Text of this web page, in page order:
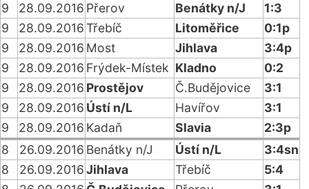
9
28.09.2016 Přerov Benátky n/J
1:3
9
28.09.2016Třebíč Litoměřice
0:1p
9
28.09.2016 Most Jihlava
3:4p
9
28.09.2016 Frýdek-Místek Kladno
0:2
9
28.09.2016 Prostějov Č.Budějovice
3:1
9
28.09.2016 Ústí n/L Havířov
3:1
9
28.09.2016 Kadaň Slavia
2:3p
8
26.09.2016 Benátky n/J Ústí n/L
3:4sn
8
26.09.2016Jihlava Třebíč
5:4